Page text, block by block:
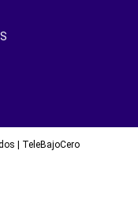
| TeleBajoCero